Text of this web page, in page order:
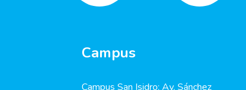
Campus
Campus San Isidro: Av. Sánchez